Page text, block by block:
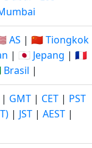
AS | 🇨🇳 Tiongkok
| 🇯🇵 Jepang | 🇫🇷
Brasil |
| GMT | CET | PST
| JST | AEST |